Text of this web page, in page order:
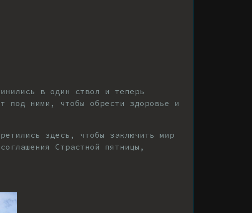
в один ствол и теперь
под ними, чтобы обрести здоровье и
здесь, чтобы заключить мир
Страстной пятницы,